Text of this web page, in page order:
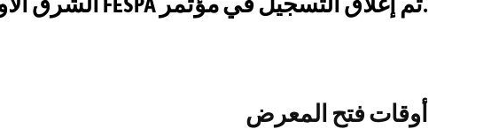
أوقات فتح المعرض